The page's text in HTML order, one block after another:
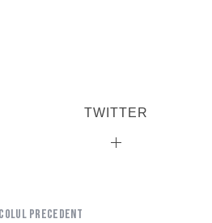
TWITTER
precedent